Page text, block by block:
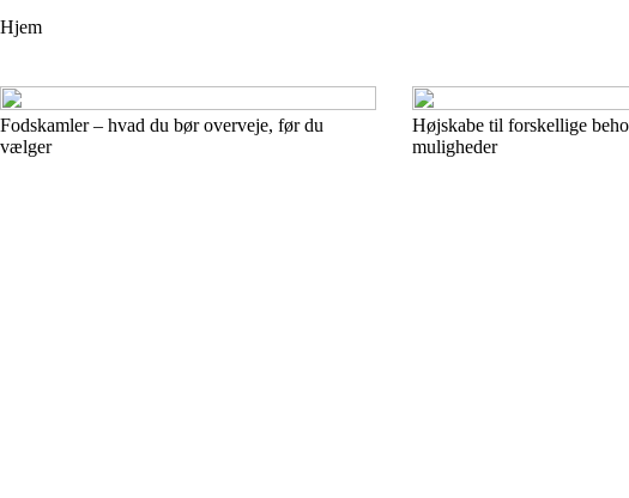
Hjem
Fodskamler – hvad du bør overveje, før du
vælger
Højskabe til forskellige
muligheder